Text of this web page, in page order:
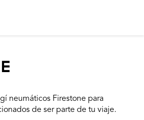
neumáticos Firestone para
de ser parte de tu viaje.